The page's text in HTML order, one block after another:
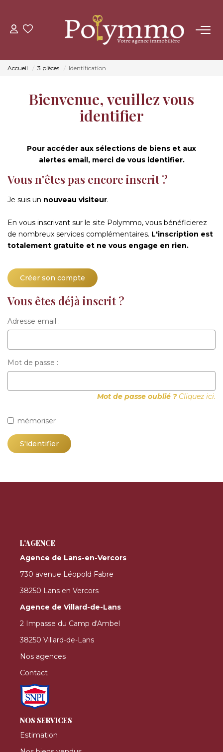
ESTIMER
CONTACT
Accueil 3 pièces Identification
Bienvenue, veuillez vous
identifier
Pour accéder aux sélections de biens et aux
alertes email, merci de vous identifier.
Vous n'êtes pas encore inscrit ?
Je suis un nouveau visiteur.
En vous inscrivant sur le site Polymmo, vous bénéficierez
de nombreux services complémentaires. L'inscription est
totalement gratuite et ne vous engage en rien.
Créer son compte
Vous êtes déjà inscrit ?
Adresse email :
Mot de passe :
Mot de passe oublié ?Cliquez ici.
mémoriser
S'identifier
L'AGENCE
Agence de Lans-en-Vercors
730 avenue Léopold Fabre
38250 Lans en Vercors
Agence de Villard-de-Lans
2 Impasse du Camp d'Ambel
38250 Villard-de-Lans
Nos agences
Contact
NOS SERVICES
Estimation